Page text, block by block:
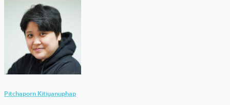
Pitchaporn Kitiyanuphap